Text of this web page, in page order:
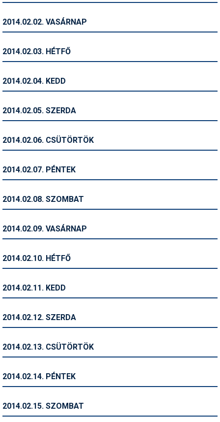
Ingatlan
Kerékpár
Magazinok
Pályázatok
Síbérletárak
Sífelszerelés
Símánia
2014.02.02. VASÁRNAP
2014.02.03. HÉTFŐ
2014.02.04. KEDD
2014.02.05. SZERDA
2014.02.06. CSÜTÖRTÖK
2014.02.07. PÉNTEK
2014.02.08. SZOMBAT
2014.02.09. VASÁRNAP
2014.02.10. HÉTFŐ
2014.02.11. KEDD
2014.02.12. SZERDA
2014.02.13. CSÜTÖRTÖK
2014.02.14. PÉNTEK
2014.02.15. SZOMBAT